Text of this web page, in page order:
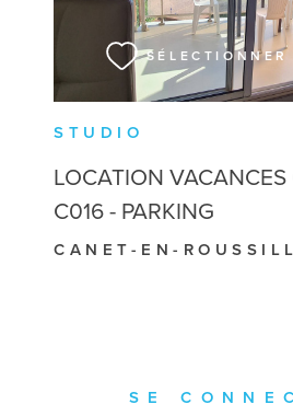
STUDIO
LOCATION
C016 - PARKING
CANET-EN-
SÉLECTIONNER
SE